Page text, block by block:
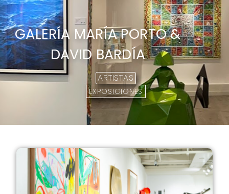
GALERÍA MARÍA PORTO &
DAVID BARDÍA
ARTISTAS
EXPOSICIONES